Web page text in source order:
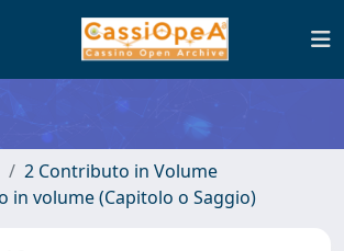
2 Contributo in Volume
in volume (Capitolo o Saggio)